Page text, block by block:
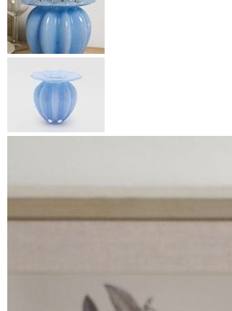
Лето Дача Сад
Вазы и вазочки
Декоративная
стекло,
(EDG)
Арт.
1100453A883
Бренд: ЕДГ (EDG)